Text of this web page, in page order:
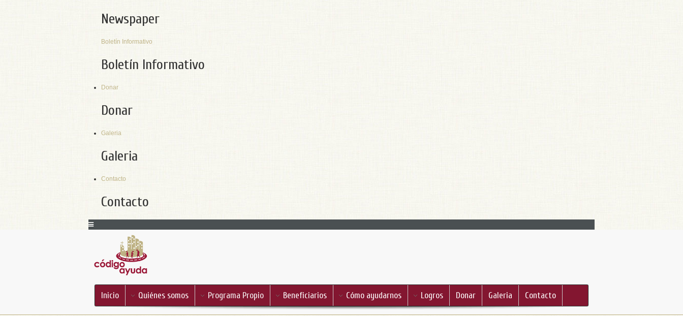
Newspaper
Boletín Informativo
Boletín Informativo
Donar
Donar
Galeria
Galeria
Contacto
Contacto
Inicio Quiénes somos Programa Propio Beneficiarios Cómo ayudarnos Logros Donar Galeria Contacto